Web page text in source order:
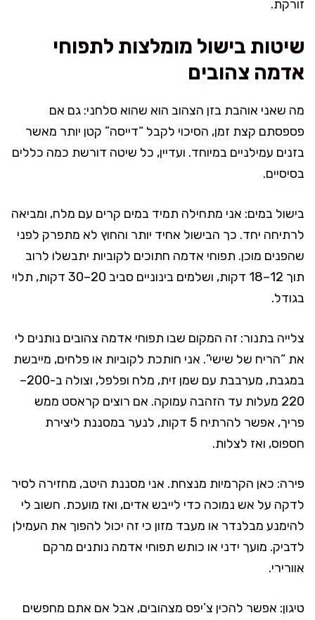
זורקת.
שיטות בישול מומלצות לתפוחי
אדמה צהובים
מה שאני אוהבת בזן הצהוב הוא שהוא סלחני: גם אם
פספסתם קצת זמן, הסיכוי לקבל “דייסה” קטן יותר מאשר
בזנים עמילניים במיוחד. ועדיין, כל שיטה דורשת כמה כללים
בסיסיים.
בישול במים: אני מתחילה תמיד במים קרים עם מלח, ומביאה
לרתיחה יחד. כך הבישול אחיד יותר והחוץ לא מתפרק לפני
שהפנים מוכן. תפוחי אדמה חתוכים לקוביות יתבשלו לרוב
תוך 12–18 דקות, ושלמים בינוניים סביב 20–30 דקות, תלוי
בגודל.
צלייה בתנור: זה המקום שבו תפוחי אדמה צהובים נותנים לי
את “הריח של שישי”. אני חותכת לקוביות או פלחים, מייבשת
במגבת, מערבבת עם שמן זית, מלח ופלפל, וצולה ב-200–
220 מעלות עד הזהבה עמוקה. אם רוצים קראסט ממש
פריך, אפשר להרתיח 5 דקות, לנער במסננת ליצירת
חספוס, ואז לצלות.
פירה: כאן הקרמיות מנצחת. אני מסננת היטב, מחזירה לסיר
לדקה על אש נמוכה כדי לייבש אדים, ואז מועכת. חשוב לי
להימנע מבלנדר או מעבד מזון כי זה יכול להפוך את העמילן
לדביק. מועך ידני או כותש תפוחי אדמה נותנים מרקם
אוורירי.
טיגון: אפשר להכין צ’יפס מצהובים, אבל אם אתם מחפשים